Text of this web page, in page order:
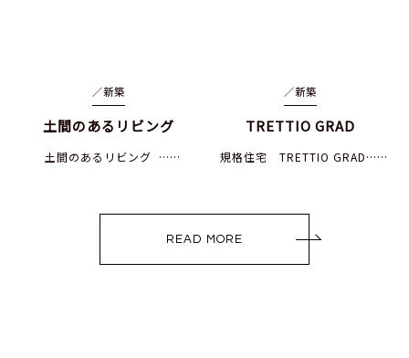
／新築
土間のあるリビング
土間のあるリビング ……
／新築
TRETTIO GRAD
規格住宅 TRETTIO GRAD……
READ MORE